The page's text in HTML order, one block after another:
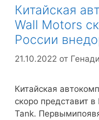
Китайская
Wall Motors
России
21.10.2022 от
Китайская
скоро представит
Tank.